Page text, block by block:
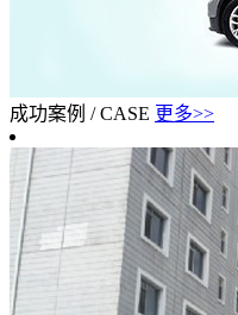
成功案例 / CASE 更多>>